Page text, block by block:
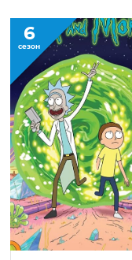
6
сезон